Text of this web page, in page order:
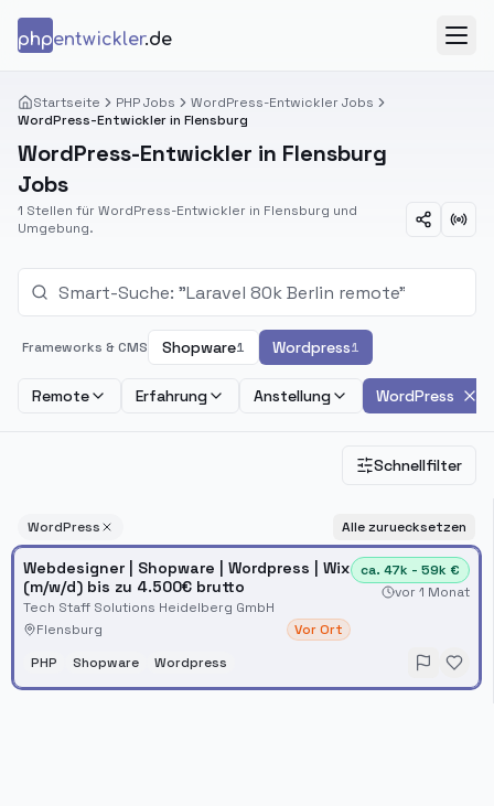
phpentwickler.de
Startseite PHP Jobs
WordPress-Entwickler Jobs
WordPress-Entwickler in Flensburg
WordPress-Entwickler in Flensburg
Jobs
1 Stellen für WordPress-Entwickler in Flensburg und
Umgebung.
Frameworks & CMS Shopware1 Wordpress1
Remote Erfahrung Anstellung WordPress
Schnellfilter
WordPress Alle zuruecksetzen
Webdesigner | Shopware | Wordpress | Wix
(m/w/d) bis zu 4.500€ brutto
Tech Staff Solutions Heidelberg GmbH
Flensburg
Vor Ort
ca. 47k - 59k €
vor 1 Monat
PHP Shopware Wordpress